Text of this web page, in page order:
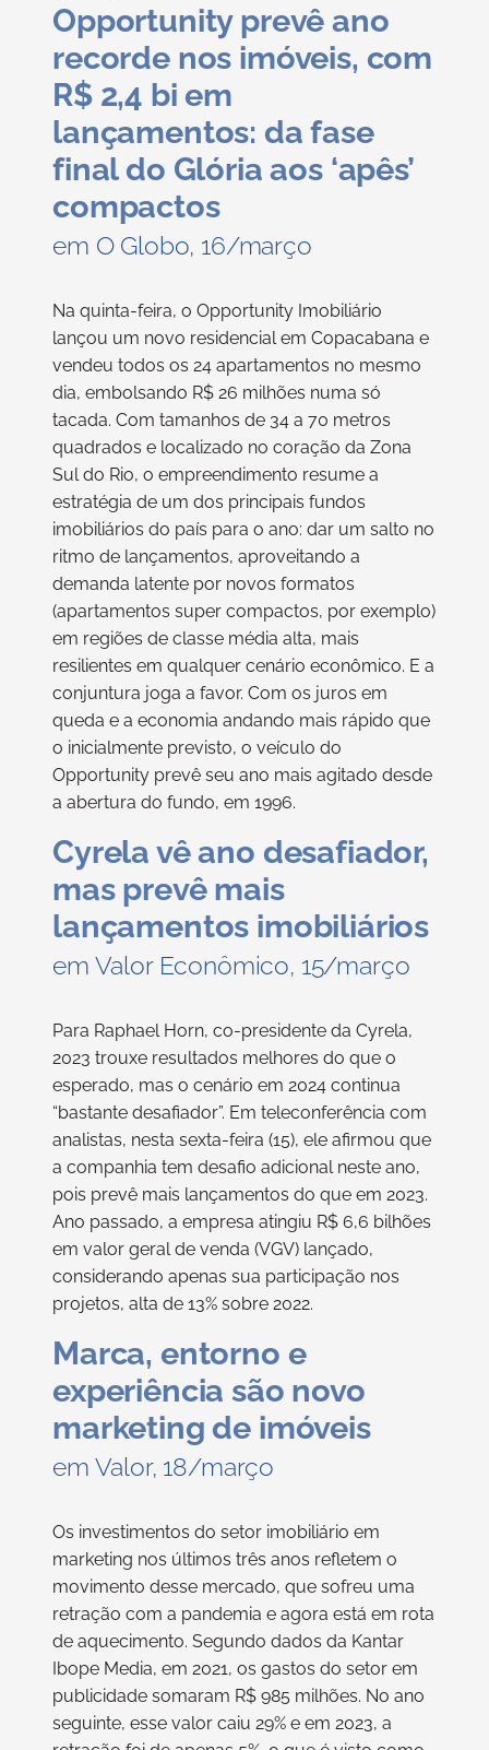
Opportunity prevê ano
recorde nos imóveis, com
R$ 2,4 bi em
lançamentos: da fase
final do Glória aos ‘apês’
compactos
em O Globo, 16/março
Na quinta-feira, o Opportunity Imobiliário
lançou um novo residencial em Copacabana e
vendeu todos os 24 apartamentos no mesmo
dia, embolsando R$ 26 milhões numa só
tacada. Com tamanhos de 34 a 70 metros
quadrados e localizado no coração da Zona
Sul do Rio, o empreendimento resume a
estratégia de um dos principais fundos
imobiliários do país para o ano: dar um salto no
ritmo de lançamentos, aproveitando a
demanda latente por novos formatos
(apartamentos super compactos, por exemplo)
em regiões de classe média alta, mais
resilientes em qualquer cenário econômico. E a
conjuntura joga a favor. Com os juros em
queda e a economia andando mais rápido que
o inicialmente previsto, o veículo do
Opportunity prevê seu ano mais agitado desde
a abertura do fundo, em 1996.
Cyrela vê ano desafiador,
mas prevê mais
lançamentos imobiliários
em Valor Econômico, 15/março
Para Raphael Horn, co-presidente da Cyrela,
2023 trouxe resultados melhores do que o
esperado, mas o cenário em 2024 continua
“bastante desafiador”. Em teleconferência com
analistas, nesta sexta-feira (15), ele afirmou que
a companhia tem desafio adicional neste ano,
pois prevê mais lançamentos do que em 2023.
Ano passado, a empresa atingiu R$ 6,6 bilhões
em valor geral de venda (VGV) lançado,
considerando apenas sua participação nos
projetos, alta de 13% sobre 2022.
Marca, entorno e
experiência são novo
marketing de imóveis
em Valor, 18/março
Os investimentos do setor imobiliário em
marketing nos últimos três anos refletem o
movimento desse mercado, que sofreu uma
retração com a pandemia e agora está em rota
de aquecimento. Segundo dados da Kantar
Ibope Media, em 2021, os gastos do setor em
publicidade somaram R$ 985 milhões. No ano
seguinte, esse valor caiu 29% e em 2023, a